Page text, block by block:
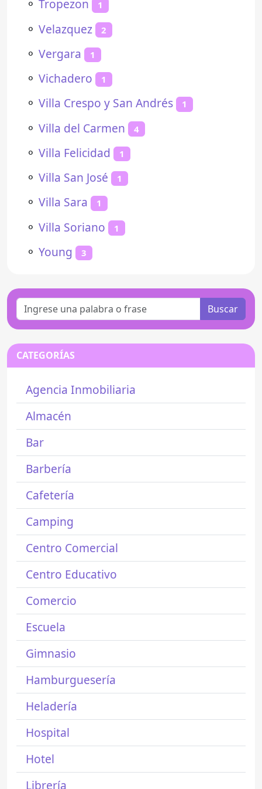
⚬ Tropezon 1
⚬ Velazquez 2
⚬ Vergara 1
⚬ Vichadero 1
⚬ Villa Crespo y San Andrés 1
⚬ Villa del Carmen 4
⚬ Villa Felicidad 1
⚬ Villa San José 1
⚬ Villa Sara 1
⚬ Villa Soriano 1
⚬ Young 3
Buscar
CATEGORÍAS
Agencia Inmobiliaria
Almacén
Bar
Barbería
Cafetería
Camping
Centro Comercial
Centro Educativo
Comercio
Escuela
Gimnasio
Hamburguesería
Heladería
Hospital
Hotel
Librería